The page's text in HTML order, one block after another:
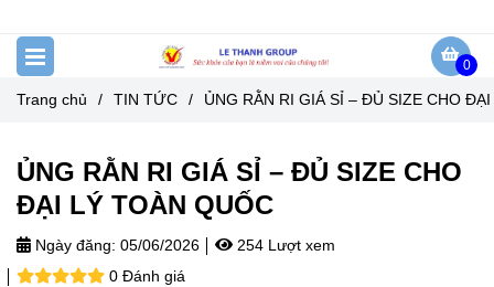
0
Trang chủ / TIN TỨC / ỦNG RẰN RI GIÁ SỈ – ĐỦ SIZE CHO
ỦNG RẰN RI GIÁ SỈ – ĐỦ SIZE CHO
ĐẠI LÝ TOÀN QUỐC
Ngày đăng: 05/06/2026
254 Lượt xem
0 Đánh giá